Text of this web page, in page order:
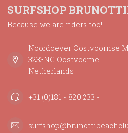
SURFSHOP
Because we are riders too!
Noordoever Oostvoornse
3233NC Oostvoorne
Netherlands
+31 (0)181 - 820 233 -